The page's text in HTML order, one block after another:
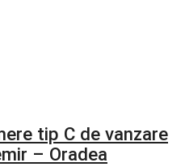
tip C de vanzare
– Oradea